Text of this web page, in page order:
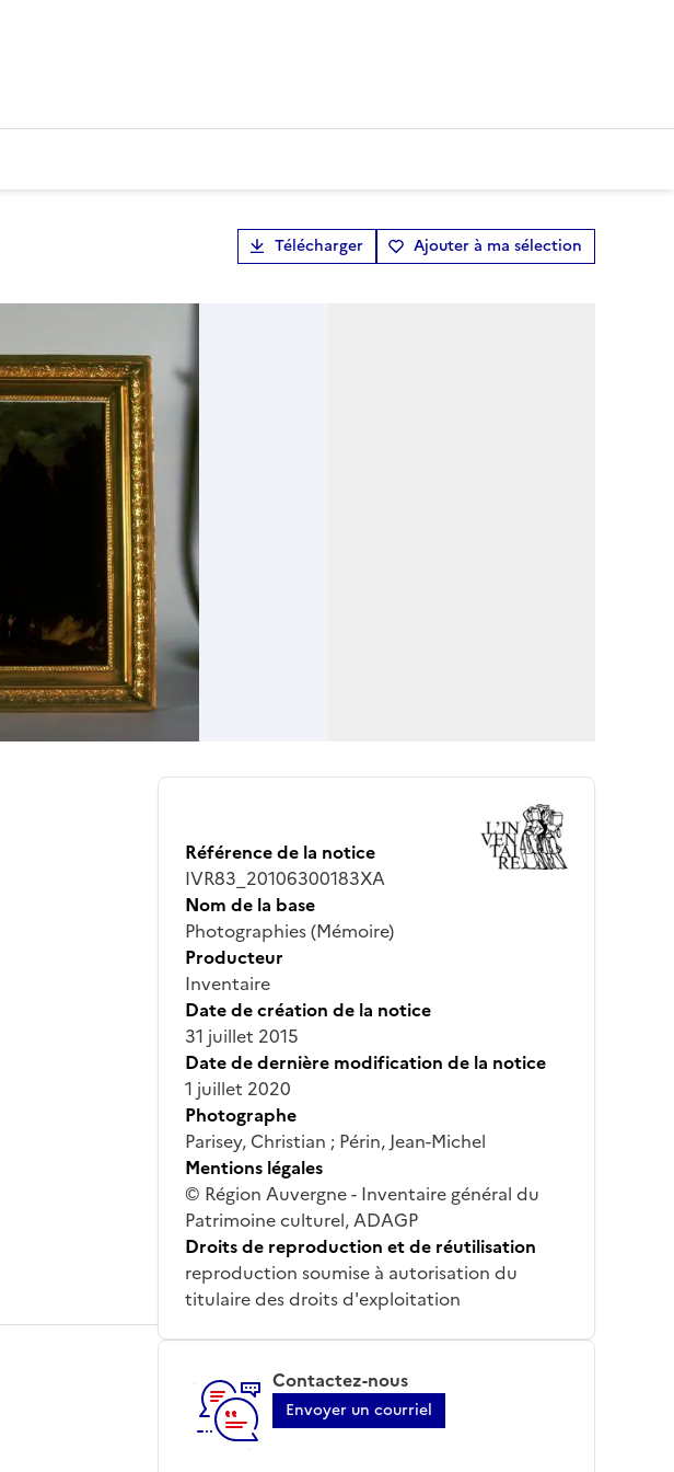
Télécharger Ajouter à ma sélection
Référence de la notice
IVR83_20106300183XA
Nom de la base
Photographies (Mémoire)
Producteur
Inventaire
Date de création de la notice
31 juillet 2015
Date de dernière modification de la notice
1 juillet 2020
Photographe
Parisey, Christian ; Périn, Jean-Michel
Mentions légales
© Région Auvergne - Inventaire général du
Patrimoine culturel, ADAGP
Droits de reproduction et de réutilisation
reproduction soumise à autorisation du
titulaire des droits d'exploitation
Contactez-nous
Envoyer un courriel